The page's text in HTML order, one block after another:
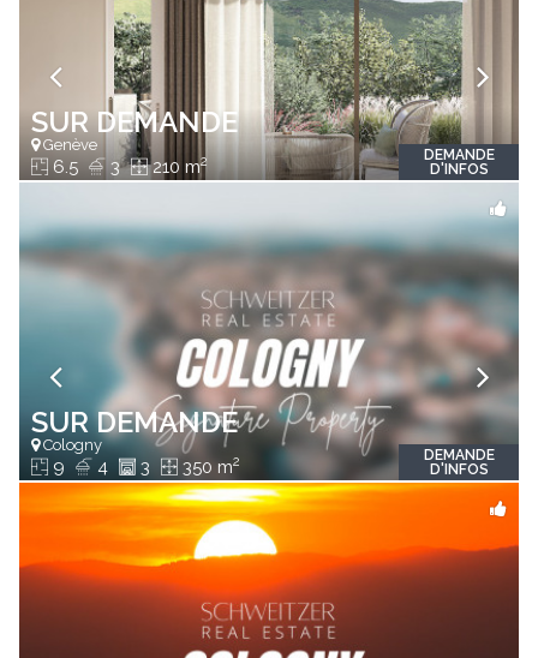
SUR DEMANDE
Genève
6.5 3 210 m2
DEMANDE
D'INFOS
SUR DEMANDE
Cologny
9 4 3 350 m2
DEMANDE
D'INFOS